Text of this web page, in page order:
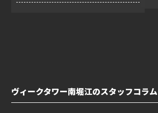
ヴィークタワー南堀江のスタッフコラム